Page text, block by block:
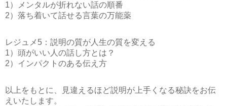
1）メンタルが折れない話の順番
2）落ち着いて話せる言葉の万能薬
レジュメ5：説明の質が人生の質を変える
1）頭がいい人の話し方とは？
2）インパクトのある伝え方
以上をもとに、見違えるほど説明が上手くなる秘訣をお伝
えいたします。